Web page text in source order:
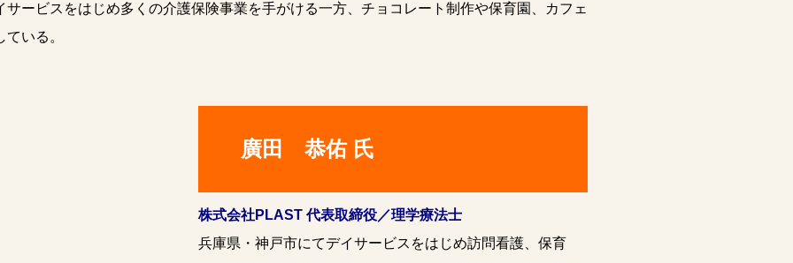
ービスをはじめ多くの介護保険事業を手がける一方、チョコレート制作や保育園、カフェ
いる。
廣田 恭佑 氏
株式会社PLAST 代表取締役／理学療法士
兵庫県・神戸市にてデイサービスをはじめ訪問看護、保育